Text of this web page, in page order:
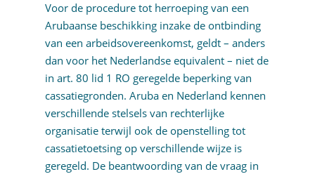
Voor de procedure tot herroeping van een
Arubaanse beschikking inzake de ontbinding
van een arbeidsovereenkomst, geldt – anders
dan voor het Nederlandse equivalent – niet de
in art. 80 lid 1 RO geregelde beperking van
cassatiegronden. Aruba en Nederland kennen
verschillende stelsels van rechterlijke
organisatie terwijl ook de openstelling tot
cassatietoetsing op verschillende wijze is
geregeld. De beantwoording van de vraag in